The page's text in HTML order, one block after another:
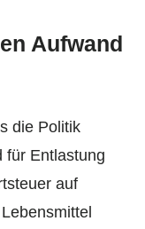
Aufwand
die Politik
für Entlastung
auf